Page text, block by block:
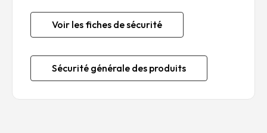
Voir les fiches de sécurité
Sécurité générale des produits